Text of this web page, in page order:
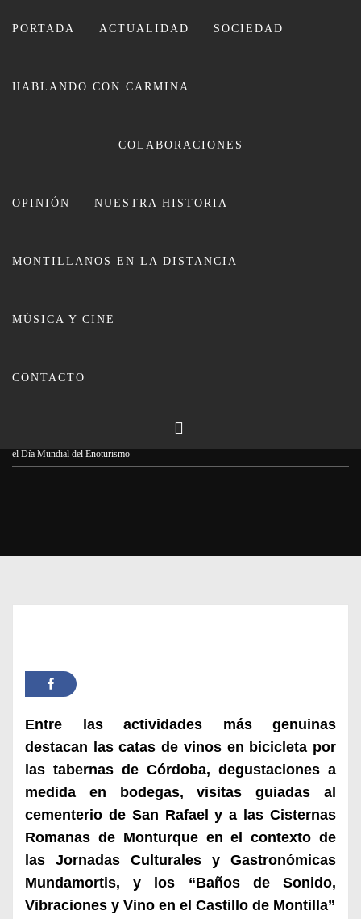
PORTADA ACTUALIDAD SOCIEDAD
HABLANDO CON CARMINA
COLABORACIONES
OPINIÓN NUESTRA HISTORIA
MONTILLANOS EN LA DISTANCIA
MÚSICA Y CINE
CONTACTO
CARMINA LEIVA
La Ruta del Vino Montilla-Moriles
el Día Mundial del Enoturismo
Entre las actividades más genuinas
destacan las catas de vinos en bicicleta por
las tabernas de Córdoba, degustaciones a
medida en bodegas, visitas guiadas al
cementerio de San Rafael y a las Cisternas
Romanas de Monturque en el contexto de
las Jornadas Culturales y Gastronómicas
Mundamortis, y los “Baños de Sonido,
Vibraciones y Vino en el Castillo de Montilla”